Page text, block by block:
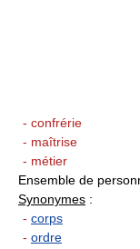
- confrérie
- maîtrise
- métier
Ensemble de
Synonymes :
- corps
- ordre